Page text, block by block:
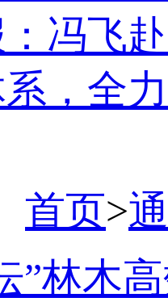
冯飞
，全
首页>
”林木